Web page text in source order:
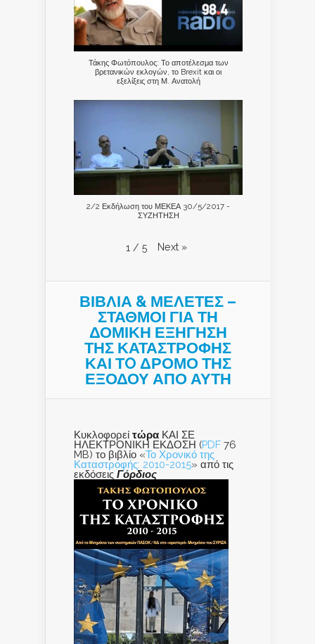
Τάκης Φωτόπουλος: Το αποτέλεσμα των
βρετανικών εκλογών, το Brexit και οι
εξελίξεις στη Μ. Ανατολή
2/2 Εκδήλωση του ΜΕΚΕΑ 30/5/2017 -
ΣΥΖΗΤΗΣΗ
1 / 5 Next »
ΒΙΒΛΙΑ & ΜΕΛΕΤΕΣ –
ΣΤΑΘΜΟΙ ΓΙΑ ΤΗ
ΔΟΜΙΚΗ ΕΞΗΓΗΣΗ
ΤΗΣ ΚΑΤΑΣΤΡΟΦΗΣ
ΚΑΙ ΤO ΔΡΟΜΟ ΤΗΣ
ΕΞΟΔΟΥ ΑΠΟ ΑΥΤΗ
Κυκλοφορεί τώρα ΚΑΙ ΣΕ
ΗΛΕΚΤΡΟΝΙΚΗ ΕΚΔΟΣΗ (PDF 76
MB) το βιβλίο «Το Χρονικό της
Καταστροφής: 2010-2015» από τις
εκδόσεις Γόρδιος